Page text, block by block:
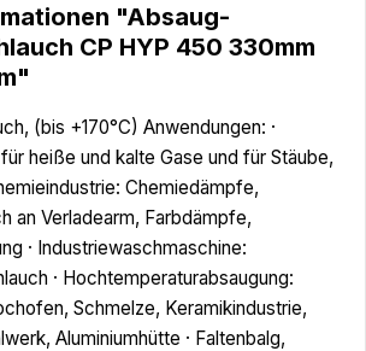
"Absaug-
CP HYP 450 330mm
(bis +170°C) Anwendungen: ·
heiße und kalte Gase und für Stäube,
Chemiedämpfe,
an Verladearm, Farbdämpfe,
· Industriewaschmaschine:
· Hochtemperaturabsaugung:
Schmelze, Keramikindustrie,
Aluminiumhütte · Faltenbalg,